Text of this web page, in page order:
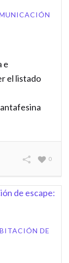
e
el listado
0
DE